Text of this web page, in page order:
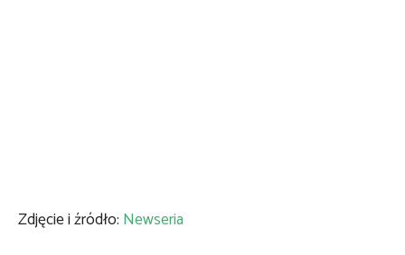
Zdjęcie i źródło: Newseria